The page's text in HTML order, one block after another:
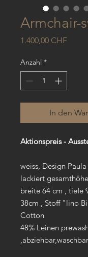
Armchair-
1.400,00 CHFPreis
Anzahl *
In den
Aktionspreis -
weiss, Design
lackiert
breite 64 cm , tiefe
38cm , Stoff "lino
Cotton
48% Leinen